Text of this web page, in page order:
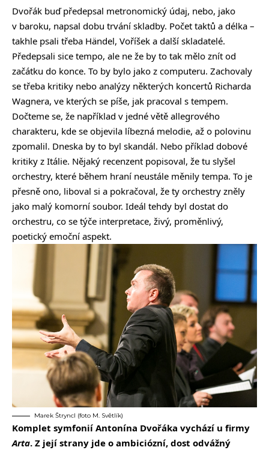
Dvořák buď předepsal metronomický údaj, nebo, jako
v baroku, napsal dobu trvání skladby. Počet taktů a délka –
takhle psali třeba Händel, Voříšek a další skladatelé.
Předepsali sice tempo, ale ne že by to tak mělo znít od
začátku do konce. To by bylo jako z computeru. Zachovaly
se třeba kritiky nebo analýzy některých koncertů Richarda
Wagnera, ve kterých se píše, jak pracoval s tempem.
Dočteme se, že například v jedné větě allegrového
charakteru, kde se objevila líbezná melodie, až o polovinu
zpomalil. Dneska by to byl skandál. Nebo příklad dobové
kritiky z Itálie. Nějaký recenzent popisoval, že tu slyšel
orchestry, které během hraní neustále měnily tempa. To je
přesně ono, liboval si a pokračoval, že ty orchestry zněly
jako malý komorní soubor. Ideál tehdy byl dostat do
orchestru, co se týče interpretace, živý, proměnlivý,
poetický emoční aspekt.
Marek Štryncl (foto M. Světlík)
Komplet symfonií Antonína Dvořáka vychází u firmy
Arta. Z její strany jde o ambiciózní, dost odvážný